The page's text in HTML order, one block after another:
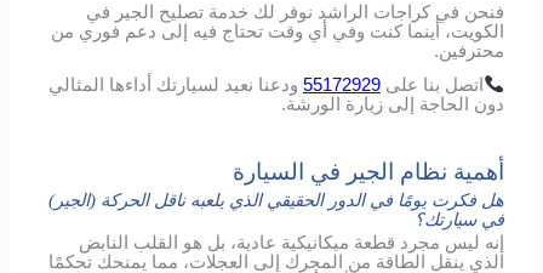
فنحن في كراجات الراشد نوفر لك خدمة تصليح الجير في
الكويت، أينما كنت وفي أي وقت تحتاج فيه إلى دعم فوري من
محترفين.
اتصل بنا على55172929 ودعنا نعيد لسيارتك أداءها
المثالي
دون
الحاجة إلى زيارة الورشة.
أهمية نظام الجير في السيارة
هل فكرت يومًا في الدور الحقيقي الذي يلعبه ناقل الحركة (الجير)
في سيارتك؟
إنه ليس مجرد قطعة ميكانيكية عادية، بل هو القلب النابض
الذي ينقل الطاقة من المحرك إلى العجلات، مما يمنحك تحكمًا